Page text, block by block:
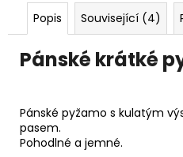
Popis Související (4)
Pánské krátké
Pánské pyžamo s kulatým
pasem.
Pohodlné a jemné.